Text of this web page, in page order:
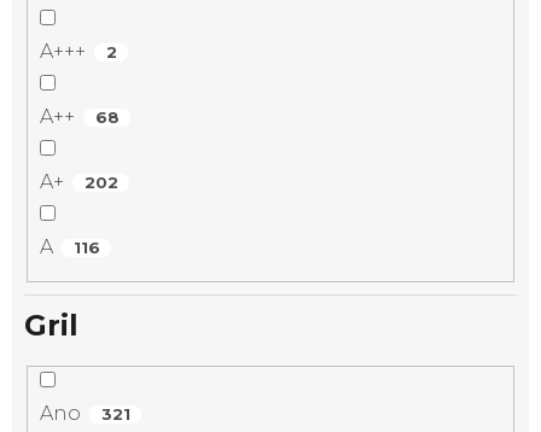
A+++ 2
A++ 68
A+ 202
A 116
Gril
Ano 321